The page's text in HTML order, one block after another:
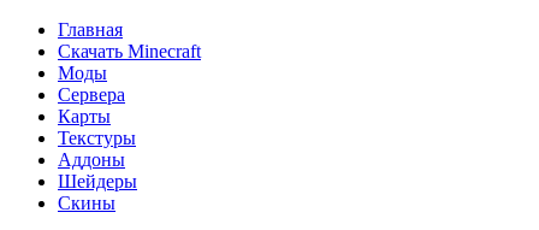
Главная
Скачать Minecraft
Моды
Сервера
Карты
Текстуры
Аддоны
Шейдеры
Скины